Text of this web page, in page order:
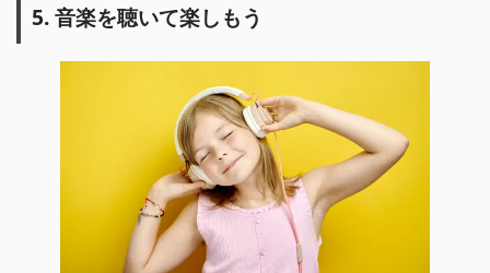
5. 音楽を聴いて楽しもう